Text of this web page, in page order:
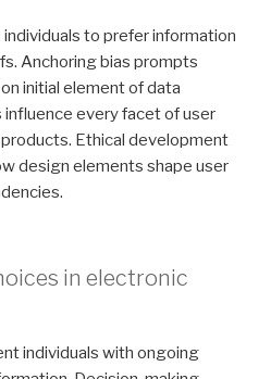
to prefer information
Anchoring bias prompts
initial element of data
every facet of user
Ethical development
design elements shape user
in electronic
individuals with ongoing